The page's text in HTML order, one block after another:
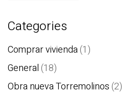
Categories
Comprar vivienda(1)
General(18)
Obra nueva Torremolinos(2)